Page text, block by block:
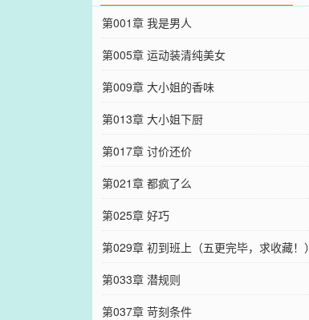
第001章 我是男人
第005章 运动装清纯美女
第009章 大小姐的香味
第013章 大小姐下厨
第017章 讨价还价
第021章 都疯了么
第025章 好巧
第029章 初到班上（五更完毕，求收藏！）
第033章 潜规则
第037章 苛刻条件